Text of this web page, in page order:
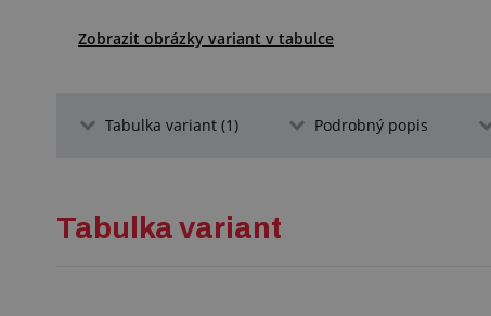
Zobrazit obrázky variant v tabulce
Tabulka variant (1) Podrobný popis
Tabulka variant